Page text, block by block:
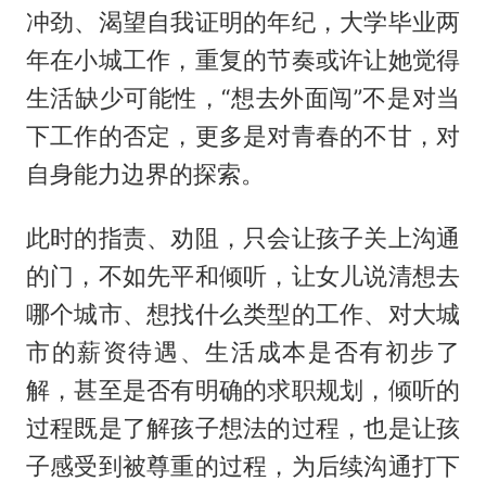
冲劲、渴望自我证明的年纪，大学毕业两
年在小城工作，重复的节奏或许让她觉得
生活缺少可能性，“想去外面闯”不是对当
下工作的否定，更多是对青春的不甘，对
自身能力边界的探索。
此时的指责、劝阻，只会让孩子关上沟通
的门，不如先平和倾听，让女儿说清想去
哪个城市、想找什么类型的工作、对大城
市的薪资待遇、生活成本是否有初步了
解，甚至是否有明确的求职规划，倾听的
过程既是了解孩子想法的过程，也是让孩
子感受到被尊重的过程，为后续沟通打下